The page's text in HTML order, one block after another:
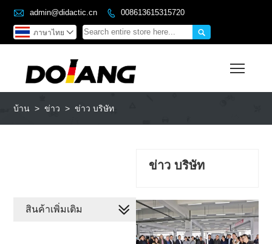
 admin@didactic.cn  008613615315720

ภาษาไทย 
บ้าน > ข่าว > ข่าว บริษัท
ข่าว บริษัท
สินค้าเพิ่มเติม